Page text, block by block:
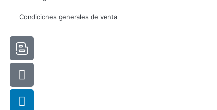
Condiciones generales de venta